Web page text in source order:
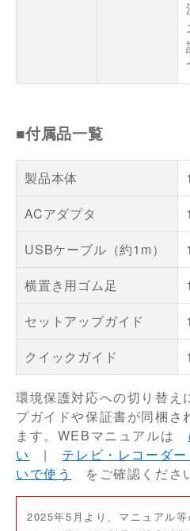
■付属品一覧
製品本体
ACアダプタ
USBケーブル（約1m）
横置き用ゴム足
セットアップガイド
クイックガイド
環境保護対応への切り替え
プガイドや保証書が同梱さ
ます。WEBマニュアルは
い
| テレビ・レコーダ
いで使う
をご確認くださ
2025年5月より、マニュアル